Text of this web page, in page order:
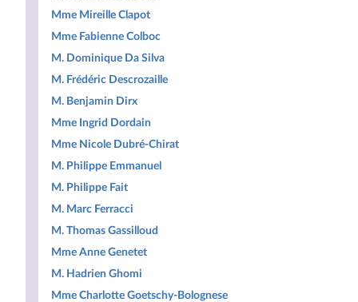
Mme Mireille Clapot
Mme Fabienne Colboc
M. Dominique Da Silva
M. Frédéric Descrozaille
M. Benjamin Dirx
Mme Ingrid Dordain
Mme Nicole Dubré-Chirat
M. Philippe Emmanuel
M. Philippe Fait
M. Marc Ferracci
M. Thomas Gassilloud
Mme Anne Genetet
M. Hadrien Ghomi
Mme Charlotte Goetschy-Bolognese